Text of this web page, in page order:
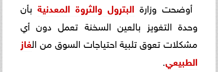
أوضحت وزارة البترول والثروة المعدنيةبأن
وحدة التغويز بالعين السخنة تعمل دون أي
مشكلات تعوق تلبية احتياجات السوق من الغاز
الطبيعي